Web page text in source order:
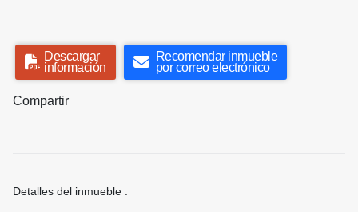
Descargar
información
Recomendar inmueble
por correo electrónico
Compartir
Detalles del inmueble :